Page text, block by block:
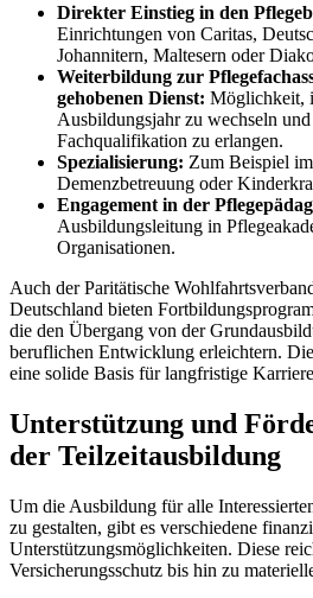
Direkter Einstieg in den
Einrichtungen von Caritas,
Johannitern, Maltesern oder
Weiterbildung zur
gehobenen Dienst: Möglichkeit,
Ausbildungsjahr zu wechseln
Fachqualifikation zu erlangen.
Spezialisierung: Zum Beispiel
Demenzbetreuung oder
Engagement in der
Ausbildungsleitung in
Organisationen.
Auch der Paritätische
Deutschland bieten
die den Übergang von der
beruflichen Entwicklung erleichtern.
eine solide Basis für langfristige
Unterstützung und
der Teilzeitausbildung
Um die Ausbildung für alle
zu gestalten, gibt es verschiedene
Unterstützungsmöglichkeiten. Diese
Versicherungsschutz bis hin zu